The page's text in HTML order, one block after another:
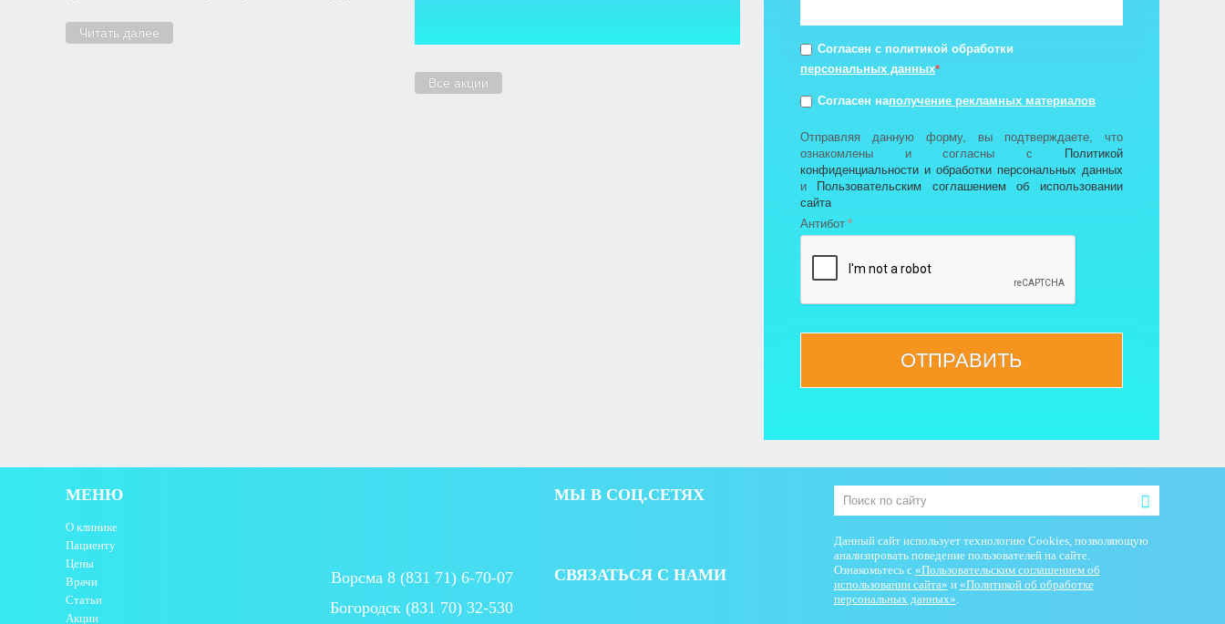
Читать далее
Все акции
Согласен с политикой обработки
персональных данных*
Согласен наполучение рекламных материалов
Отправляя данную форму, вы подтверждаете, что
ознакомлены и согласны с
Политикой
конфиденциальности и обработки персональных данных
и
Пользовательским соглашением об использовании
сайта
Антибот
ОТПРАВИТЬ
МЕНЮ
О клинике
Пациенту
Цены
Врачи
Статьи
Акции
Ворсма 8 (831 71) 6-70-07
Богородск (831 70) 32-530
МЫ В СОЦ.СЕТЯХ
СВЯЗАТЬСЯ С НАМИ
Данный сайт использует технологию Cookies, позволяющую
анализировать поведение пользователей на сайте.
Ознакомьтесь с «Пользовательским соглашением об
использовании сайта» и «Политикой об обработке
персональных данных».